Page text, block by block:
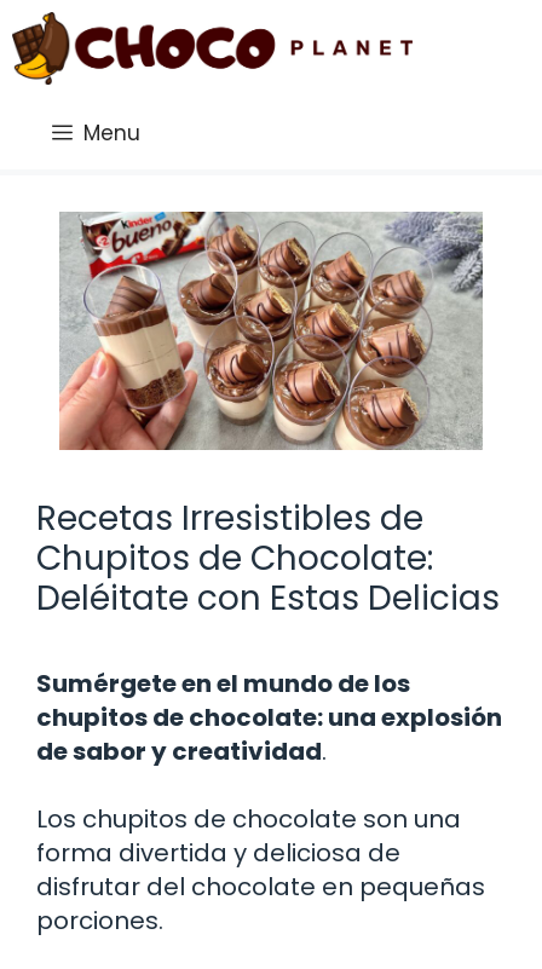
Saltar
al
contenido
Menu
Recetas Irresistibles de
Chupitos de Chocolate:
Deléitate con Estas Delicias
Sumérgete en el mundo de los
chupitos de chocolate: una explosión
de sabor y creatividad.
Los chupitos de chocolate son una
forma divertida y deliciosa de
disfrutar del chocolate en pequeñas
porciones.